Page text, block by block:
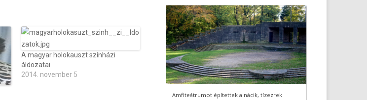
A magyar holokauszt színházi
áldozatai
2014. november 5